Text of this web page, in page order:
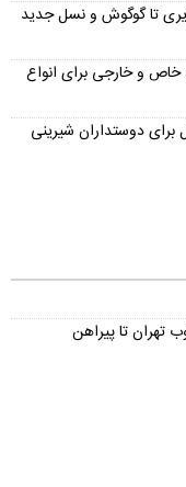
تا گوگوش و نسل جدید
اسم زیبا، بامزه، خاص و خارجی برای انواع
برای دوستداران شیرینی
تهران تا پیراهن